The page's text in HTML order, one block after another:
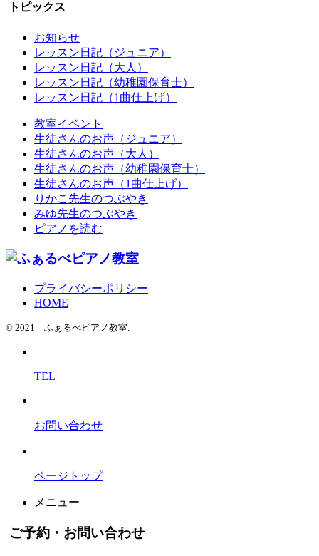
トピックス
お知らせ
レッスン日記（ジュニア）
レッスン日記（大人）
レッスン日記（幼稚園保育士）
レッスン日記（1曲仕上げ）
教室イベント
生徒さんのお声（ジュニア）
生徒さんのお声（大人）
生徒さんのお声（幼稚園保育士）
生徒さんのお声（1曲仕上げ）
りかこ先生のつぶやき
みゆ先生のつぶやき
ピアノを読む
プライバシーポリシー
HOME
© 2021 ふぁるべピアノ教室.
TEL
お問い合わせ
ページトップ
メニュー
ご予約・お問い合わせ